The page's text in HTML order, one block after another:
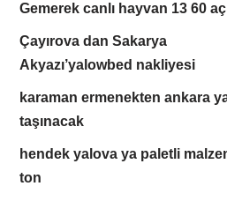
Gemerek canlı hayvan 13 60
Çayırova dan Sakarya
Akyazı’yalowbed nakliyesi
karaman ermenekten ankara
taşınacak
hendek yalova ya paletli
ton